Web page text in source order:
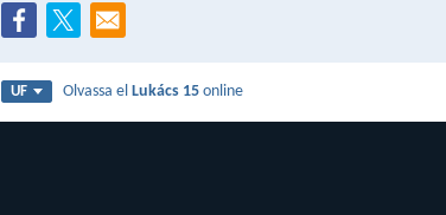
UF Olvassa elLukács 15 online